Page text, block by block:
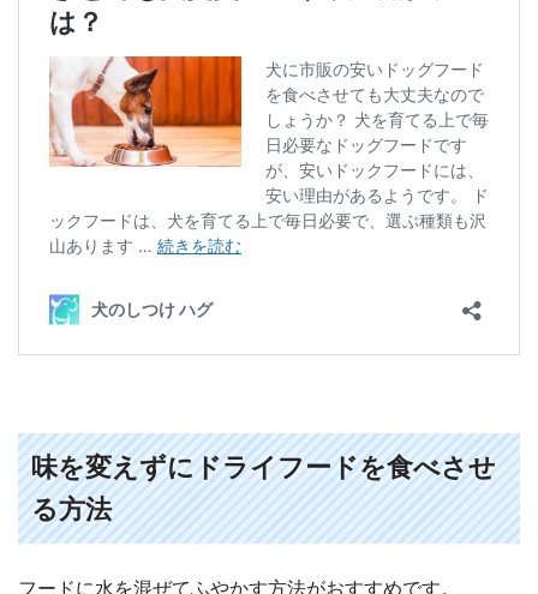
味を変えずにドライフードを食べさせ
る方法
フードに水を混ぜてふやかす方法がおすすめです。